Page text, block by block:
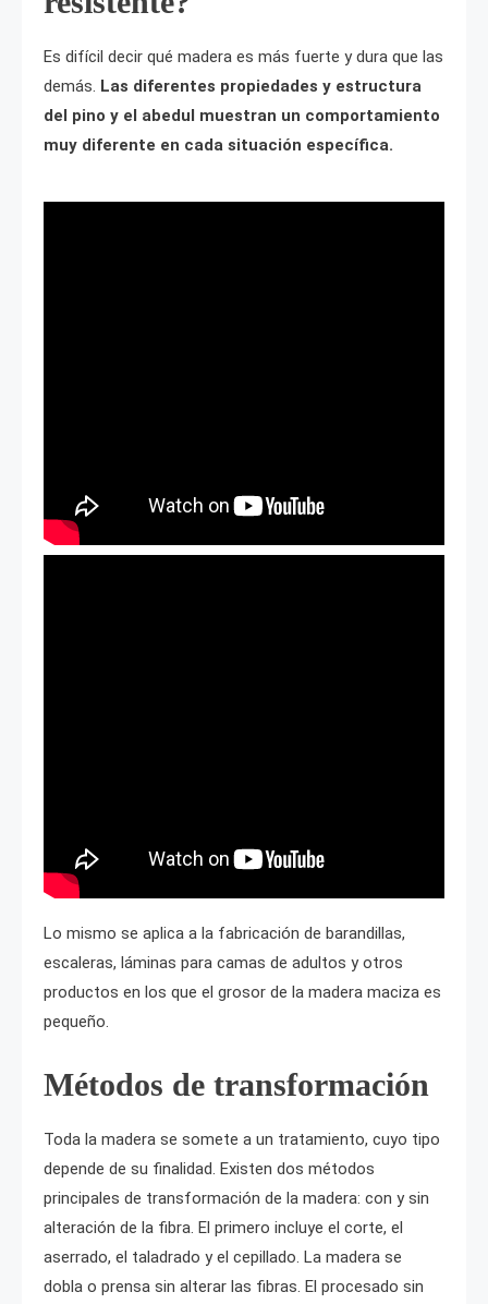
Es difícil decir qué madera es más fuerte y dura que las
demás. Las diferentes propiedades y estructura
del pino y el abedul muestran un comportamiento
muy diferente en cada situación específica.
Lo mismo se aplica a la fabricación de barandillas,
escaleras, láminas para camas de adultos y otros
productos en los que el grosor de la madera maciza es
pequeño.
Métodos de transformación
Toda la madera se somete a un tratamiento, cuyo tipo
depende de su finalidad. Existen dos métodos
principales de transformación de la madera: con y sin
alteración de la fibra. El primero incluye el corte, el
aserrado, el taladrado y el cepillado. La madera se
dobla o prensa sin alterar las fibras. El procesado sin